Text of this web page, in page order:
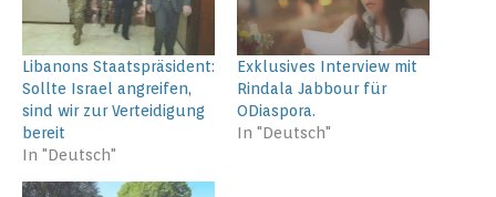
Libanons Staatspräsident:
Sollte Israel angreifen,
sind wir zur Verteidigung
bereit
In "Deutsch"
Exklusives Interview mit
Rindala Jabbour für
ODiaspora.
In "Deutsch"